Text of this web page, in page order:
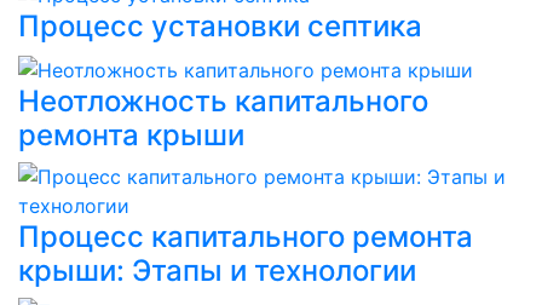
Процесс установки септика
Неотложность капитального
ремонта крыши
Процесс капитального ремонта
крыши: Этапы и технологии